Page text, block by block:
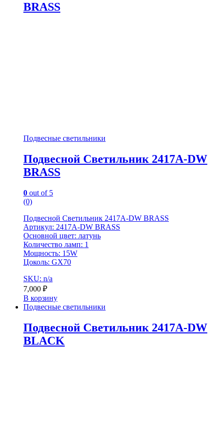
BRASS
Подвесные светильники
Подвесной Светильник 2417A-DW
BRASS
0 out of 5
(0)
Подвесной Светильник 2417A-DW BRASS
Артикул: 2417A-DW BRASS
Основной цвет: латунь
Количество ламп: 1
Мощность: 15W
Цоколь: GX70
SKU: n/a
7,000 ₽
В корзину
Подвесные светильники
Подвесной Светильник 2417A-DW
BLACK